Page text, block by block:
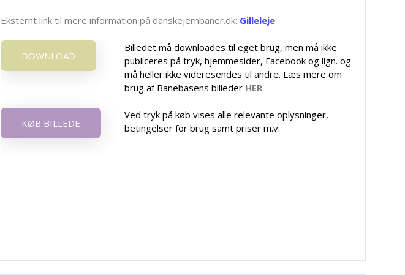
Eksternt link til mere information på danskejernbaner.dk: Gilleleje
DOWNLOAD
Billedet må downloades til eget brug, men må ikke
publiceres på tryk, hjemmesider, Facebook og lign. og
må heller ikke videresendes til andre. Læs mere om
brug af Banebasens billeder HER
KØB BILLEDE
Ved tryk på køb vises alle relevante oplysninger,
betingelser for brug samt priser m.v.